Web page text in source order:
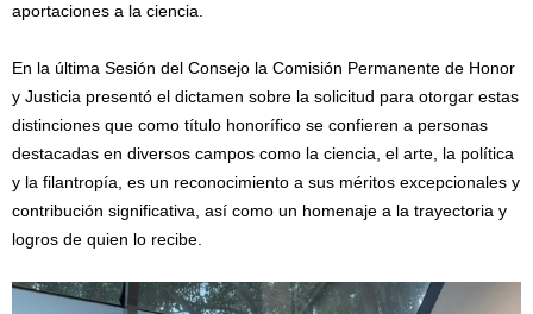
aportaciones a la ciencia.
En la última Sesión del Consejo la Comisión Permanente de Honor
y Justicia presentó el dictamen sobre la solicitud para otorgar estas
distinciones que como título honorífico se confieren a personas
destacadas en diversos campos como la ciencia, el arte, la política
y la filantropía, es un reconocimiento a sus méritos excepcionales y
contribución significativa, así como un homenaje a la trayectoria y
logros de quien lo recibe.